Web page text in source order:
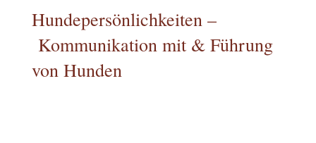
Hundepersönlichkeiten –
Kommunikation mit & Führung
von Hunden